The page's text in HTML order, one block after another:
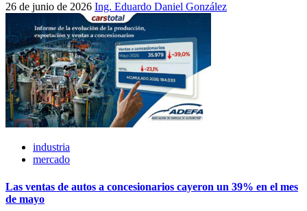
26 de junio de 2026 Ing. Eduardo Daniel González
industria
mercado
Las ventas de autos a concesionarios cayeron un 39% en el mes
de mayo